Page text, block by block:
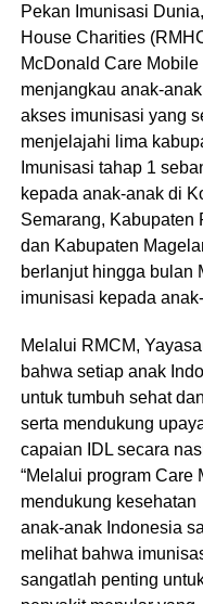
Pekan Imunisasi
House Charities
McDonald Care
menjangkau anak-
akses imunisasi yang
menjelajahi lima
Imunisasi tahap 1
kepada anak-anak di
Semarang, Kabupaten
dan Kabupaten
berlanjut hingga bulan
imunisasi kepada
Melalui RMCM,
bahwa setiap anak
untuk tumbuh sehat
serta mendukung
capaian IDL secara
“Melalui program Care
mendukung kesehatan
anak-anak Indonesia
melihat bahwa
sangatlah penting